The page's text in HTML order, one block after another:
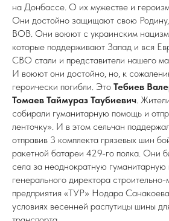
на Донбассе. О их мужестве и
Они достойно защищают свою
ВОВ. Они воюют с украинским
которые поддерживают Запад и вся
СВО стали и представители нашего
И воюют они достойно, но, к
героически погибли. Это Тебиев
Томаев Таймураз Таубиевич.
собирали гуманитарную помощь и
ленточку». И в этом сельчан поддержал
отправив 3 комплекта грязевых шин
ракетной батареи 429-го полка. Они
села за неоднократную
генерального директора
предприятия «ТУР» Нодара
условиях весенней распутицы шины